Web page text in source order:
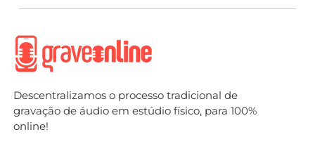
Descentralizamos o processo tradicional de
gravação de áudio em estúdio físico, para 100%
online!